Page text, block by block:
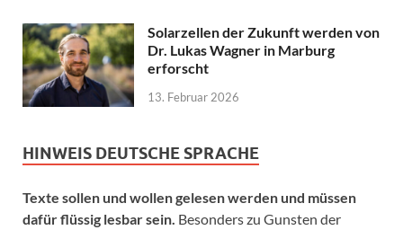
Solarzellen der Zukunft werden von
Dr. Lukas Wagner in Marburg
erforscht
13. Februar 2026
HINWEIS DEUTSCHE SPRACHE
Texte sollen und wollen gelesen werden und müssen
dafür flüssig lesbar sein. Besonders zu Gunsten der